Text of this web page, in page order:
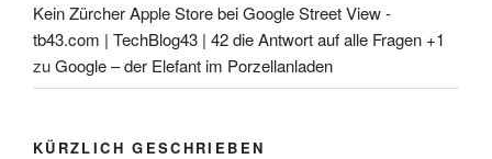
Kein Zürcher Apple Store bei Google Street View -
tb43.com | TechBlog43 | 42 die Antwort auf alle Fragen +1
zuGoogle – der Elefant im Porzellanladen
KÜRZLICH GESCHRIEBEN